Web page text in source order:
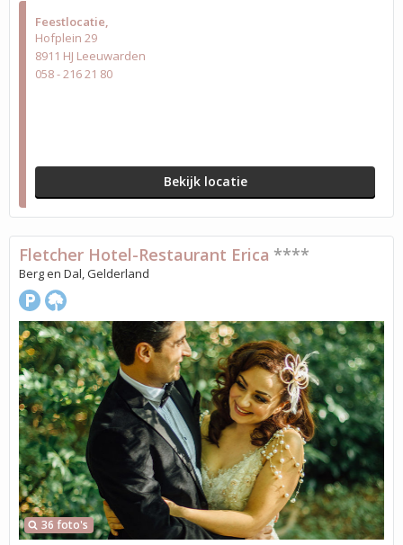
Feestlocatie
Hofplein 29
8911 HJ Leeuwarden
058 - 216 21 80
Bekijk locatie
36 foto's
Fletcher Hotel-Restaurant Erica ****
Berg en Dal, Gelderland